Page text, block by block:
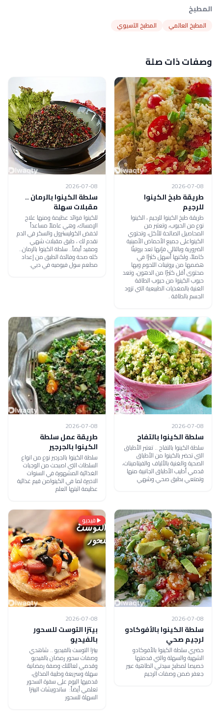
المطبخ
المطبخ العالمي المطبخ الآسيوي
وصفات ذات صلة
2026-07-08
طريقة طبخ الكينوا
للرجيم
طريقة طبخ الكينوا للرجيم ، الكينوا
نوع من الحبوب، وتعتبر من
المحاصيل الصالحة للأكل، وتحتوي
الكينواعلى جميع الأحماض الأمينية
الضرورية وبالتالي فإنها تعد بروتينًا
كاملاً، ولكنها أسهل كثيرًا في
هضمها من بروتينات اللحوم وبها
محتوى أقل كثيرًا من الدهون، وتعد
حبوب الكينوا من حبوب الطاقة
الغنية بالمغذيات الطبيعية التي تزود
الجسم بالطاقة .
2026-07-08
سلطة الكينوا بالرمان ..
مقبلات سهلة
للكينوا فوائد عظيمة ومنها علاج
الإمساك، وهي عاملاً مساعداً
لخفض الكوليسترول والسكر في الدم
نقدم لك ، طبق مقبلات شهي
ومفيد أيضاً.. سلطة الكينوا بالرمان..
كله صحة وفائدة الطبق من إعداد
مطعم سول فيوميه في دبي.
2026-07-08
سلطة الكينوا بالتفاح
سلطة الكينوا بالتفاح .. تعتبر الأطباق
التي تحضر بالكينوا من الأطباق
الصحية والغنية بالألياف والفيتامينات،
قدمي أطيب الأطباق الجانبية منها
وتمتعي بطبق صحي وشهي
2026-07-08
طريقة عمل سلطة
الكينوا بالجرجير
سلطة الكينوا بالجرجير نوع من انواع
السلطات التي اصبحت من الوجبات
الغذائية المشهورة في السنوات
الاخيرة لما في الكينوامن قيم غذائية
عظيمة اثبتها العلم
2026-07-08
سلطة الكينوا بالأفوكادو
لرجيم صحي
حضري سلطة الكينوا بالأفوكادو
الشهية والسهلة والتي قدمتها
خصيصا لمطبخ سيدتي الطاهية عبير
جعفر ضمن وصفات الرجيم
فيديو
2026-07-08
بيتزا التوست للسحور
بالفيديو
بيتزا التوست بالفيديو .. شاهدي
وصفات سحور رمضان بالفيديو
وقدمي لعائلتك وصفة رمضانية
سهلة وسريعة وطيبة المذاق،
قدميها اليوم على سفرة السحور
تعلمي أيضاً: ساندويشات البيتزا
السهلة للسحور